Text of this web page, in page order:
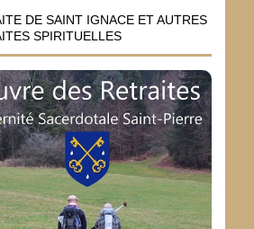
DE SAINT IGNACE ET AUTRES
SPIRITUELLES